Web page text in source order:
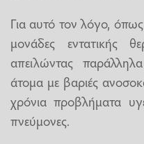
Για αυτό τον λόγο, όπως
μονάδες εντατικής
απειλώντας
άτομα με βαριές
χρόνια προβλήματα
πνεύμονες.